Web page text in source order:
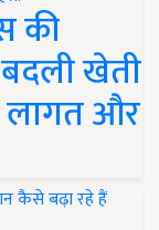
की
खेती
लागत और